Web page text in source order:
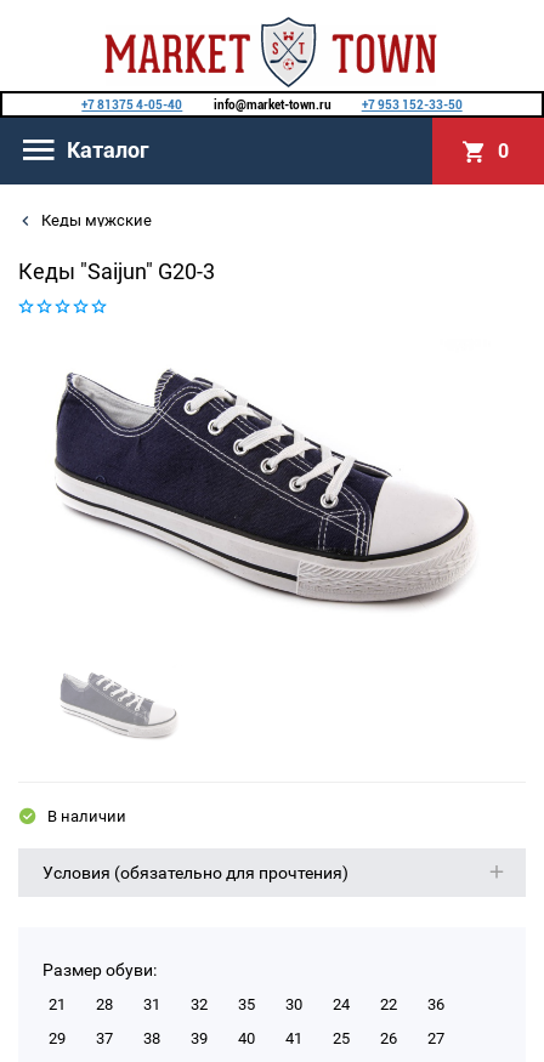
+7 81375 4-05-40 info@market-town.ru +7 953 152-33-50
Каталог 0
Кеды мужские
Кеды "Saijun" G20-3
В наличии
Условия (обязательно для прочтения)
Размер обуви:
21 28 31 32 35 30 24 22
36
29
37 38 39 40 41 25 26
27